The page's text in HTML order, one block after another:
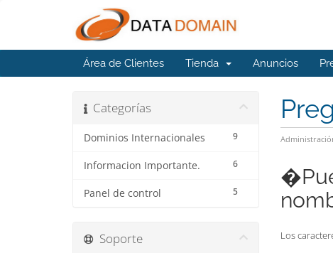
Área de Clientes Tienda Anuncios
Categorías
9
Dominios Internacionales
6
Informacion Importante.
5
Panel de control
Los
Soporte